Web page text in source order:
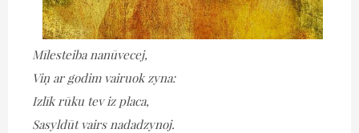
Mīlesteiba nanūvecej,
Viņ ar godim vairuok zyna:
Izlīk rūku tev iz placa,
Sasyldūt vairs nadadzynoj.